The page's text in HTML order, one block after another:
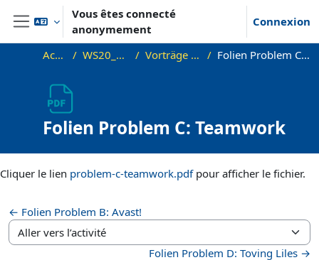
Passer au contenu principal
Panneau latéral
Vous êtes connecté
anonymement
Connexion
Accueil WS20_Sem_PC Vorträge / Videos Folien Problem C: Teamwork
Folien Problem C: Teamwork
Cliquer le lien problem-c-teamwork.pdfpour afficher le fichier.
← Folien Problem B: Avast!
Aller vers l’activité
Folien Problem D: Toving Liles →